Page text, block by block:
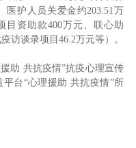
医护人员关爱金约203.51万
目资助款400万元、联心助
访谈录项目46.2万元等）。
助 共抗疫情”抗疫心理宣传
台“心理援助 共抗疫情”所